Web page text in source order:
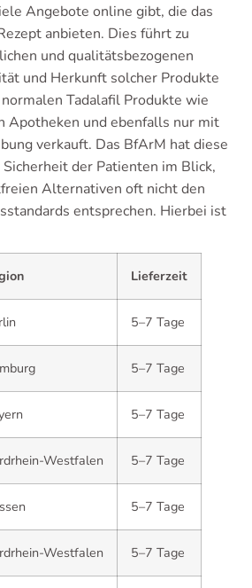
Angebote online gibt, die das
anbieten. Dies führt zu
und qualitätsbezogenen
und Herkunft solcher Produkte
Tadalafil Produkte wie
Apotheken und ebenfalls nur mit
verkauft. Das BfArM hat diese
der Patienten im Blick,
Alternativen oft nicht den
entsprechen. Hierbei ist
Lieferzeit
5–7 Tage
5–7 Tage
5–7 Tage
Westfalen 5–7 Tage
5–7 Tage
Westfalen 5–7 Tage